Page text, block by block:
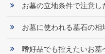
お墓の立地条件で注意し
お墓に使われる墓石の相
嗜好品でも控えたいお墓